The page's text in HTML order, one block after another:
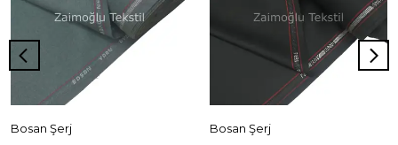
Bosan Şerj Bosan Şerj